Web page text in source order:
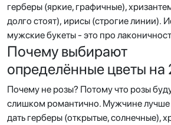
герберы (яркие, графичные),
долго стоят), ирисы (строгие линии).
мужские букеты - это про
Почему выбирают
определённые цветы на
Почему не розы? Потому что розы
слишком романтично. Мужчине лучше
дать герберы (открытые, солнечные),